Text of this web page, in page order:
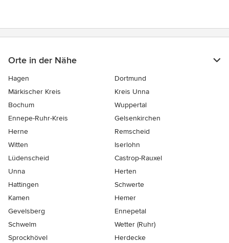
Orte in der Nähe
Hagen
Dortmund
Märkischer Kreis
Kreis Unna
Bochum
Wuppertal
Ennepe-Ruhr-Kreis
Gelsenkirchen
Herne
Remscheid
Witten
Iserlohn
Lüdenscheid
Castrop-Rauxel
Unna
Herten
Hattingen
Schwerte
Kamen
Hemer
Gevelsberg
Ennepetal
Schwelm
Wetter (Ruhr)
Sprockhövel
Herdecke